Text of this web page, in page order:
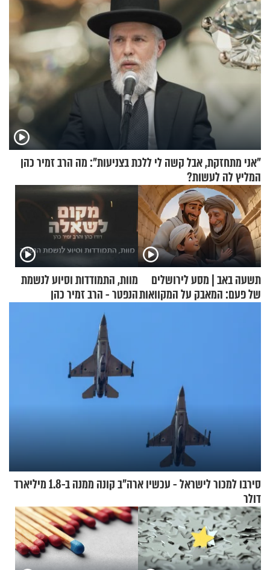
"אני מתחזקת, אבל קשה לי ללכת בצניעות": מה הרב זמיר כהן
המליץ לה לעשות?
תשעה באב | מסע לירושלים
של פעם: המאבק על המקוואות
מוות, התמודדות וסיוע לנשמת
הנפטר - הרב זמיר כהן
סירבו למכור לישראל - עכשיו ארה"ב קונה ממנה ב-1.8 מיליארד
דולר